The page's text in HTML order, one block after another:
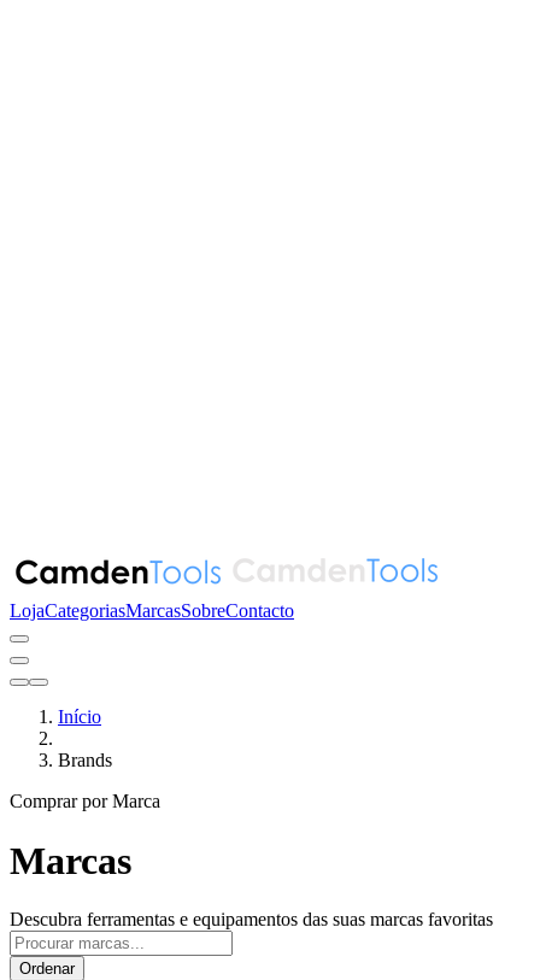
LojaCategoriasMarcasSobreContacto
Início
Brands
Comprar por Marca
Marcas
Descubra ferramentas e equipamentos das suas marcas favoritas
Ordenar